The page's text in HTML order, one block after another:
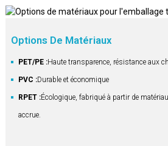
Options De Matériaux
PET/PE :Haute transparence, résistance aux
PVC :Durable et économique
RPET :Écologique, fabriqué à partir de
accrue.